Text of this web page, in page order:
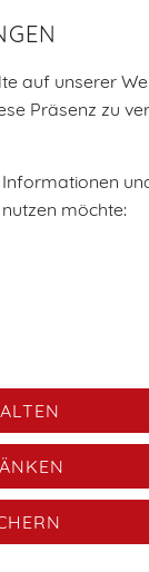
auf unserer
Präsenz zu
möchte: